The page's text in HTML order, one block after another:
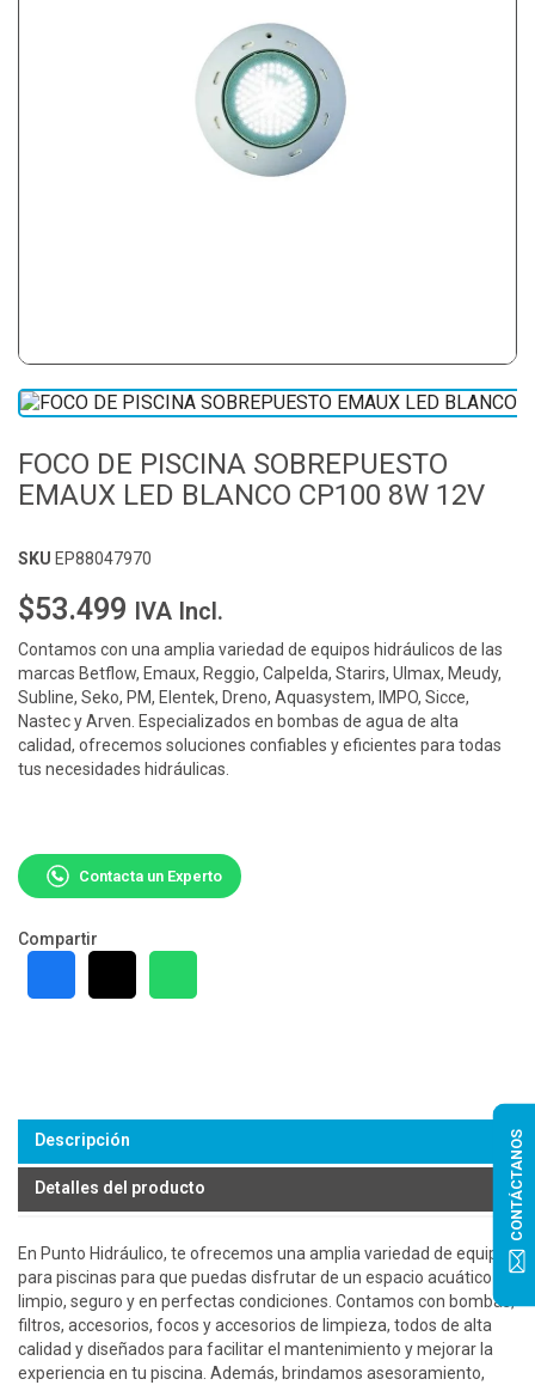
FOCO DE PISCINA SOBREPUESTO
EMAUX LED BLANCO CP100 8W 12V
SKU EP88047970
$53.499 IVA Incl.
Contamos con una amplia variedad de equipos hidráulicos de las
marcas Betflow, Emaux, Reggio, Calpelda, Starirs, Ulmax, Meudy,
Subline, Seko, PM, Elentek, Dreno, Aquasystem, IMPO, Sicce,
Nastec y Arven. Especializados en bombas de agua de alta
calidad, ofrecemos soluciones confiables y eficientes para todas
tus necesidades hidráulicas.
Contacta un Experto
Compartir
Descripción
Detalles del producto
En Punto Hidráulico, te ofrecemos una amplia variedad de equipos
para piscinas para que puedas disfrutar de un espacio acuático
limpio, seguro y en perfectas condiciones. Contamos con bombas,
filtros, accesorios, focos y accesorios de limpieza, todos de alta
calidad y diseñados para facilitar el mantenimiento y mejorar la
experiencia en tu piscina. Además, brindamos asesoramiento,
CONTÁCTANOS